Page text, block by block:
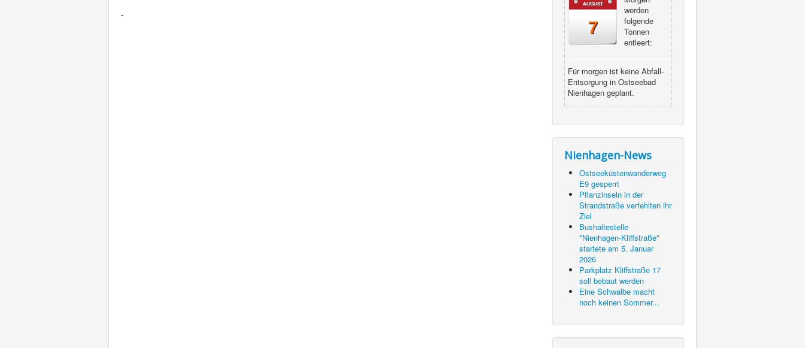
AUGUST
7
werden
folgende
Tonnen
entleert:
Für morgen ist keine Abfall-
Entsorgung in Ostseebad
Nienhagen geplant.
Nienhagen-News
Ostseeküstenwanderweg
E9 gesperrt
Pflanzinseln in der
Strandstraße verfehlten ihr
Ziel
Bushaltestelle
"Nienhagen-Kliffstraße"
startete am 5. Januar
2026
Parkplatz Kliffstraße 17
soll bebaut werden
Eine Schwalbe macht
noch keinen Sommer...